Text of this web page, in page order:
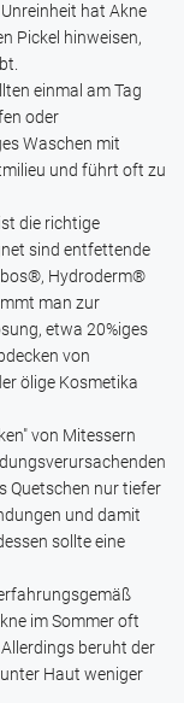
hat Akne
Pickel hinweisen,
einmal am Tag
oder
Waschen mit
und führt oft zu
die richtige
sind entfettende
, Hydroderm®
man zur
etwa 20%iges
von
ölige Kosmetika
von Mitessern
Quetschen nur tiefer
und damit
sollte eine
im Sommer oft
beruht der
Haut weniger